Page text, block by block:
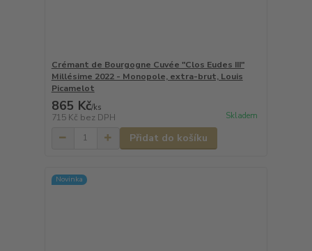
Crémant de Bourgogne Cuvée "Clos Eudes III"
Millésime 2022 - Monopole, extra-brut, Louis
Picamelot
865 Kč/ks
715 Kč bez DPH Skladem
Přidat do košíku
Novinka